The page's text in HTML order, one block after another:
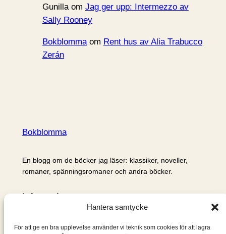
Hantera samtycke
För att ge en bra upplevelse använder vi teknik som cookies för att lagra
Gunillaom Jag ger upp: Intermezzo av
Sally Rooney
Bokblommaom Rent hus av Alia Trabucco
Zerán
Bokblomma
En blogg om de böcker jag läser: klassiker, noveller,
romaner, spänningsromaner och andra böcker.
Information
Om mig & om bloggen